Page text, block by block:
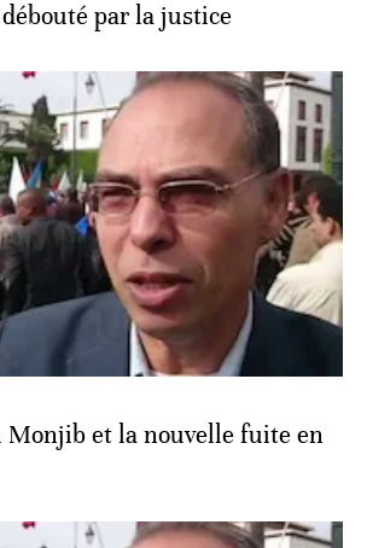
par la justice
Monjib et la nouvelle fuite en